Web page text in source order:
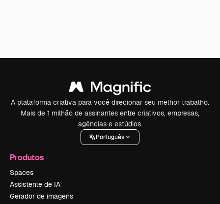
A plataforma criativa para você direcionar seu melhor trabalho.
Mais de 1 milhão de assinantes entre criativos, empresas,
agências e estúdios.
Português
Produtos
Spaces
Assistente de IA
Gerador de imagens